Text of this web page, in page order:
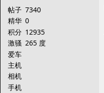
帖子 7340
精华 0
积分 12935
激骚 265 度
爱车
主机
相机
手机